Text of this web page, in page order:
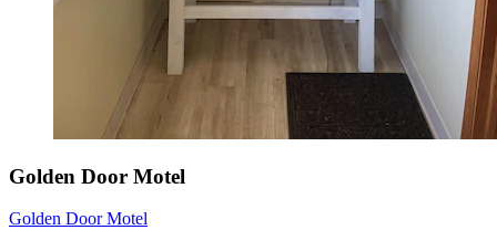
Golden Door Motel
Golden Door Motel